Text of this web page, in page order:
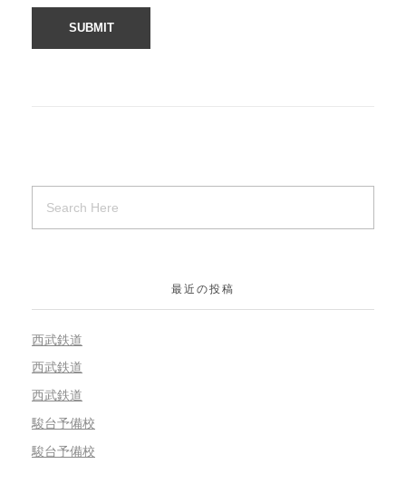
最近の投稿
西武鉄道
西武鉄道
西武鉄道
駿台予備校
駿台予備校